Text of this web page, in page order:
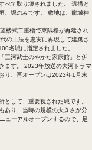
べて取り壊されました。 遺構と
、堀のみです。 敷地は、龍城神
楼式二重櫓で東隅櫓が再建され
の工法を忠実に再現して建築さ
名城に指定されました。
三河武士のやかた家康館」と併
ます。 2023年放送の大河ドラマ
り、再オープンは2023年1月末
して、重要視された城です。
あり、当時の規模の大きさが分
ューアルオープンするので、足